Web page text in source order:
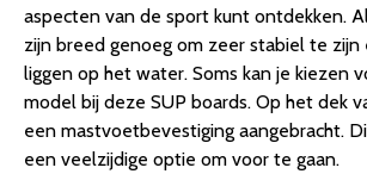
aspecten van de sport kunt ontdekken.
zijn breed genoeg om zeer stabiel te zijn
liggen op het water. Soms kan je kiezen
model bij deze SUP boards. Op het dek
een mastvoetbevestiging aangebracht.
een veelzijdige optie om voor te gaan.